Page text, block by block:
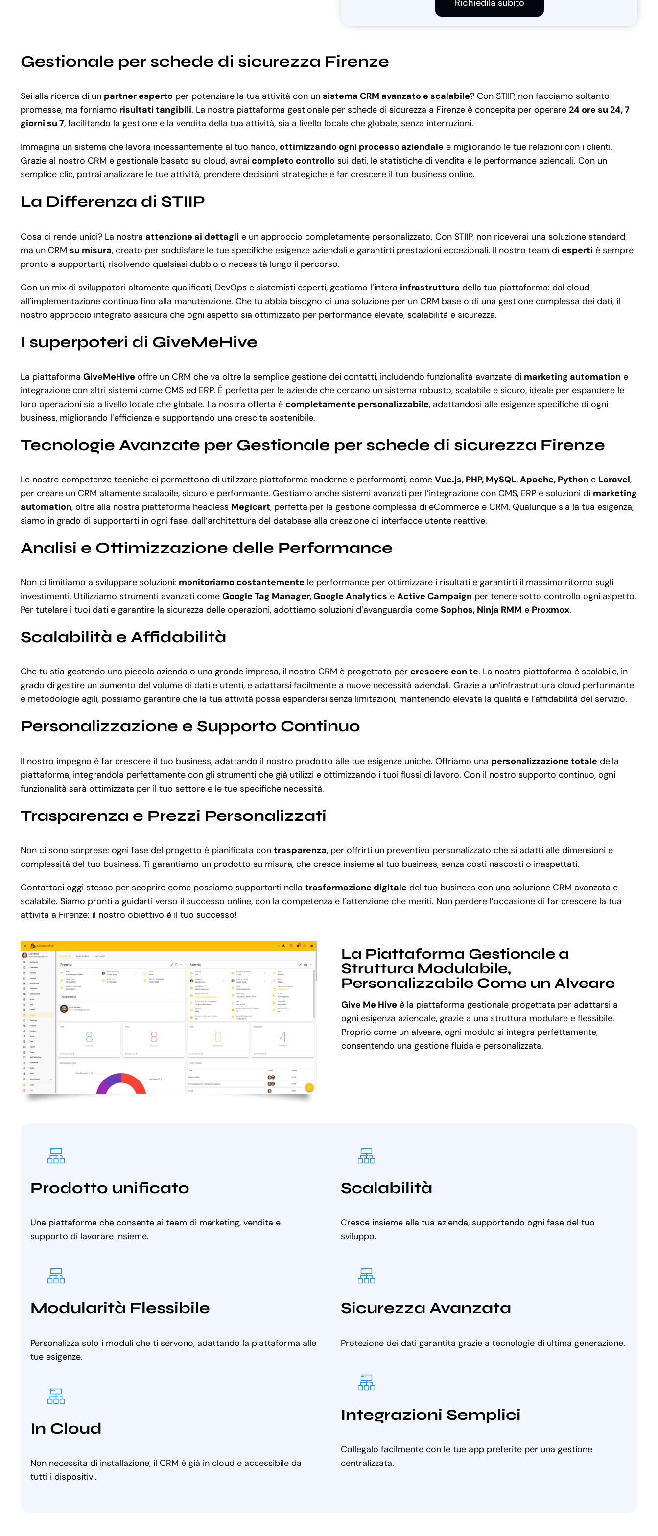
Richiedila subito
Gestionale per schede di sicurezza Firenze
Sei alla ricerca di un partner esperto per potenziare la tua attività con un sistema CRM avanzato e scalabile? Con STIIP, non facciamo soltanto
promesse, ma forniamo risultati tangibili. La nostra piattaforma gestionale per schede di sicurezza a Firenze è concepita per operare 24 ore su 24, 7
giorni su 7, facilitando la gestione e la vendita della tua attività, sia a livello locale che globale, senza interruzioni.
Immagina un sistema che lavora incessantemente al tuo fianco, ottimizzando ogni processo aziendale e migliorando le tue relazioni con i clienti.
Grazie al nostro CRM e gestionale basato su cloud, avrai completo controllo sui dati, le statistiche di vendita e le performance aziendali. Con un
semplice clic, potrai analizzare le tue attività, prendere decisioni strategiche e far crescere il tuo business online.
La Differenza di STIIP
Cosa ci rende unici? La nostra attenzione ai dettagli e un approccio completamente personalizzato. Con STIIP, non riceverai una soluzione standard,
ma un CRM su misura, creato per soddisfare le tue specifiche esigenze aziendali e garantirti prestazioni eccezionali. Il nostro team di esperti è sempre
pronto a supportarti, risolvendo qualsiasi dubbio o necessità lungo il percorso.
Con un mix di sviluppatori altamente qualificati, DevOps e sistemisti esperti, gestiamo l’intera infrastruttura della tua piattaforma: dal cloud
all’implementazione continua fino alla manutenzione. Che tu abbia bisogno di una soluzione per un CRM base o di una gestione complessa dei dati, il
nostro approccio integrato assicura che ogni aspetto sia ottimizzato per performance elevate, scalabilità e sicurezza.
I superpoteri di GiveMeHive
La piattaforma GiveMeHive offre un CRM che va oltre la semplice gestione dei contatti, includendo funzionalità avanzate di marketing automation e
integrazione con altri sistemi come CMS ed ERP. È perfetta per le aziende che cercano un sistema robusto, scalabile e sicuro, ideale per espandere le
loro operazioni sia a livello locale che globale. La nostra offerta è completamente personalizzabile, adattandosi alle esigenze specifiche di ogni
business, migliorando l’efficienza e supportando una crescita sostenibile.
Tecnologie Avanzate per Gestionale per schede di sicurezza Firenze
Le nostre competenze tecniche ci permettono di utilizzare piattaforme moderne e performanti, come Vue.js, PHP, MySQL, Apache, Python e Laravel,
per creare un CRM altamente scalabile, sicuro e performante. Gestiamo anche sistemi avanzati per l’integrazione con CMS, ERP e soluzioni di marketing
automation, oltre alla nostra piattaforma headless Megicart, perfetta per la gestione complessa di eCommerce e CRM. Qualunque sia la tua esigenza,
siamo in grado di supportarti in ogni fase, dall’architettura del database alla creazione di interfacce utente reattive.
Analisi e Ottimizzazione delle Performance
Non ci limitiamo a sviluppare soluzioni: monitoriamo costantemente le performance per ottimizzare i risultati e garantirti il massimo ritorno sugli
investimenti. Utilizziamo strumenti avanzati come Google Tag Manager, Google Analytics e Active Campaign per tenere sotto controllo ogni aspetto.
Per tutelare i tuoi dati e garantire la sicurezza delle operazioni, adottiamo soluzioni d’avanguardia come Sophos, Ninja RMM e Proxmox.
Scalabilità e Affidabilità
Che tu stia gestendo una piccola azienda o una grande impresa, il nostro CRM è progettato per crescere con te. La nostra piattaforma è scalabile, in
grado di gestire un aumento del volume di dati e utenti, e adattarsi facilmente a nuove necessità aziendali. Grazie a un’infrastruttura cloud performante
e metodologie agili, possiamo garantire che la tua attività possa espandersi senza limitazioni, mantenendo elevata la qualità e l’affidabilità del servizio.
Personalizzazione e Supporto Continuo
Il nostro impegno è far crescere il tuo business, adattando il nostro prodotto alle tue esigenze uniche. Offriamo una personalizzazione totale della
piattaforma, integrandola perfettamente con gli strumenti che già utilizzi e ottimizzando i tuoi flussi di lavoro. Con il nostro supporto continuo, ogni
funzionalità sarà ottimizzata per il tuo settore e le tue specifiche necessità.
Trasparenza e Prezzi Personalizzati
Non ci sono sorprese: ogni fase del progetto è pianificata con trasparenza, per offrirti un preventivo personalizzato che si adatti alle dimensioni e
complessità del tuo business. Ti garantiamo un prodotto su misura, che cresce insieme al tuo business, senza costi nascosti o inaspettati.
Contattaci oggi stesso per scoprire come possiamo supportarti nella trasformazione digitale del tuo business con una soluzione CRM avanzata e
scalabile. Siamo pronti a guidarti verso il successo online, con la competenza e l’attenzione che meriti. Non perdere l’occasione di far crescere la tua
attività a Firenze: il nostro obiettivo è il tuo successo!
La Piattaforma Gestionale a
Struttura Modulabile,
Personalizzabile Come un Alveare
Give Me Hive è la piattaforma gestionale progettata per adattarsi a
ogni esigenza aziendale, grazie a una struttura modulare e flessibile.
Proprio come un alveare, ogni modulo si integra perfettamente,
consentendo una gestione fluida e personalizzata.
Prodotto unificato
Una piattaforma che consente ai team di marketing, vendita e
supporto di lavorare insieme.
Modularità Flessibile
Personalizza solo i moduli che ti servono, adattando la piattaforma alle
tue esigenze.
In Cloud
Non necessita di installazione, il CRM è già in cloud e accessibile da
tutti i dispositivi.
Scalabilità
Cresce insieme alla tua azienda, supportando ogni fase del tuo
sviluppo.
Sicurezza Avanzata
Protezione dei dati garantita grazie a tecnologie di ultima generazione.
Integrazioni Semplici
Collegalo facilmente con le tue app preferite per una gestione
centralizzata.